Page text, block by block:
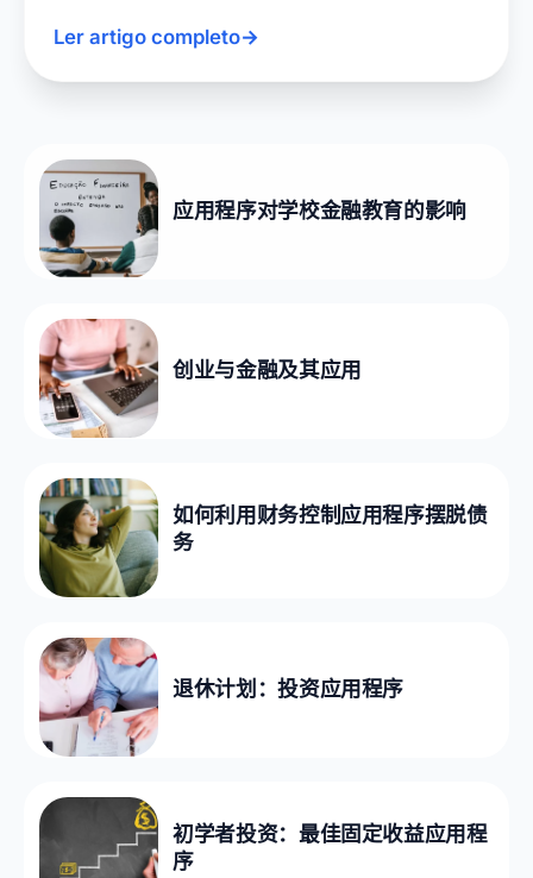
Ler artigo completo→
应用程序对学校金融教育的影响
创业与金融及其应用
如何利用财务控制应用程序摆脱债
务
退休计划：投资应用程序
初学者投资：最佳固定收益应用程
序